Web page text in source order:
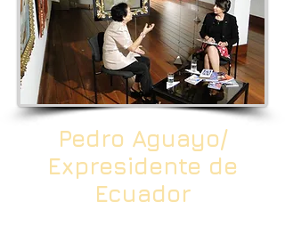
Pedro Aguayo/
Expresidente de
Ecuador